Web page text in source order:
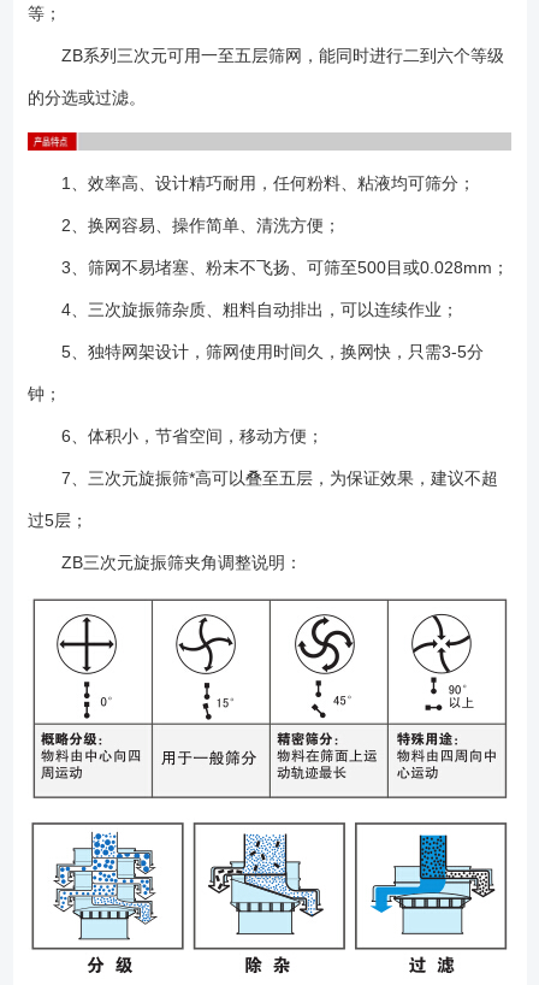
等；
ZB系列三次元可用一至五层筛网，能同时进行二到六个等级
的分选或过滤。
1、效率高、设计精巧耐用，任何粉料、粘液均可筛分；
2、换网容易、操作简单、清洗方便；
3、筛网不易堵塞、粉末不飞扬、可筛至500目或0.028mm；
4、三次旋振筛杂质、粗料自动排出，可以连续作业；
5、独特网架设计，筛网使用时间久，换网快，只需3-5分
钟；
6、体积小，节省空间，移动方便；
7、三次元旋振筛*高可以叠至五层，为保证效果，建议不超
过5层；
ZB三次元旋振筛夹角调整说明：